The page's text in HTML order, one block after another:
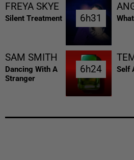
FREYA SKYE
Silent Treatment 6h31
6h31
SAM SMITH
Dancing With A
Stranger
6h24
6h24 Self